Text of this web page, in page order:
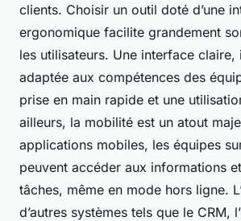
clients. Choisir un outil doté d’une
ergonomique facilite grandement
les utilisateurs. Une interface claire,
adaptée aux compétences des
prise en main rapide et une
ailleurs, la mobilité est un atout
applications mobiles, les équipes
peuvent accéder aux informations
tâches, même en mode hors ligne.
d’autres systèmes tels que le CRM,